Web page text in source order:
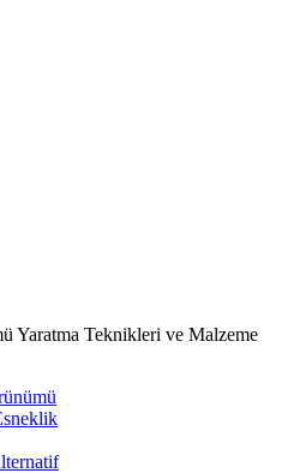
Yaratma Teknikleri ve Malzeme